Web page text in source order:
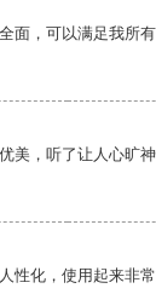
面，可以满足我所有
美，听了让人心旷神
性化，使用起来非常